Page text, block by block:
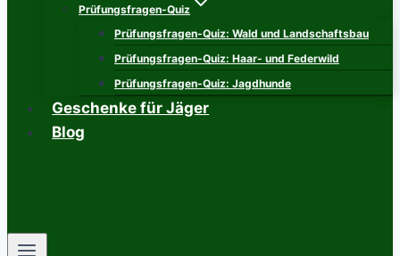
Prüfungsfragen-Quiz
Prüfungsfragen-Quiz: Wald und Landschaftsbau
Prüfungsfragen-Quiz: Haar- und Federwild
Prüfungsfragen-Quiz: Jagdhunde
Geschenke für Jäger
Blog